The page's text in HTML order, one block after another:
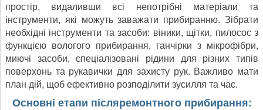
простір, видаливши всі непотрібні матеріали та
інструменти, які можуть заважати прибиранню. Зібрати
необхідні інструменти та засоби: віники, щітки, пилосос з
функцією вологого прибирання, ганчірки з мікрофібри,
миючі засоби, спеціалізовані рідини для різних типів
поверхонь та рукавички для захисту рук. Важливо мати
план дій, щоб ефективно розподілити зусилля та час.
Основні етапи післяремонтного прибирання: